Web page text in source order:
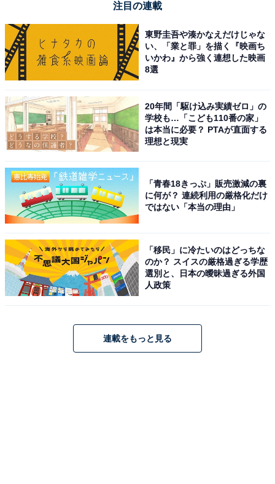
退職金制度の変更は「長く働く意欲」に影響？
注目の連載
東野圭吾や湊かなえだけじゃな
い、「業と罪」を描く『映画ち
いかわ』から強く連想した映画
8選
20年間「駆け込み実績ゼロ」の
学校も…「こども110番の家」
は本当に必要？ PTAが直面する
理想と現実
「青春18きっぷ」販売激減の裏
に何が？ 連続利用の厳格化だけ
ではない「本当の理由」
「移民」に冷たいのはどっちな
のか？ スイスの厳格過ぎる学歴
選別と、日本の曖昧過ぎる外国
人政策
連載をもっと見る